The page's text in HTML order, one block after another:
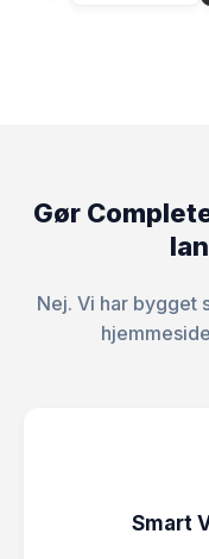
Gør
Nej. Vi har bygget
Smart